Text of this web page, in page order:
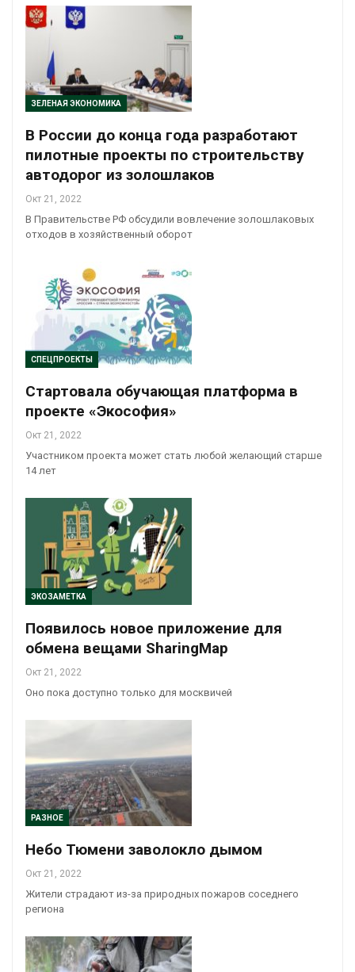
ЗЕЛЕНАЯ ЭКОНОМИКА
В России до конца года разработают
пилотные проекты по строительству
автодорог из золошлаков
Окт 21, 2022
В Правительстве РФ обсудили вовлечение золошлаковых
отходов в хозяйственный оборот
СПЕЦПРОЕКТЫ
Стартовала обучающая платформа в
проекте «Экософия»
Окт 21, 2022
Участником проекта может стать любой желающий старше
14 лет
ЭКОЗАМЕТКА
Появилось новое приложение для
обмена вещами SharingMap
Окт 21, 2022
Оно пока доступно только для москвичей
РАЗНОЕ
Небо Тюмени заволокло дымом
Окт 21, 2022
Жители страдают из-за природных пожаров соседнего
региона